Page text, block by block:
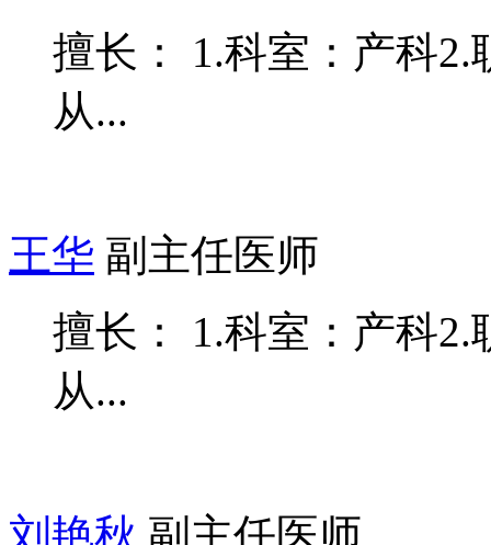
擅长： 1.科室：产科
从...
王华 副主任医师
擅长： 1.科室：产科
从...
刘艳秋 副主任医师